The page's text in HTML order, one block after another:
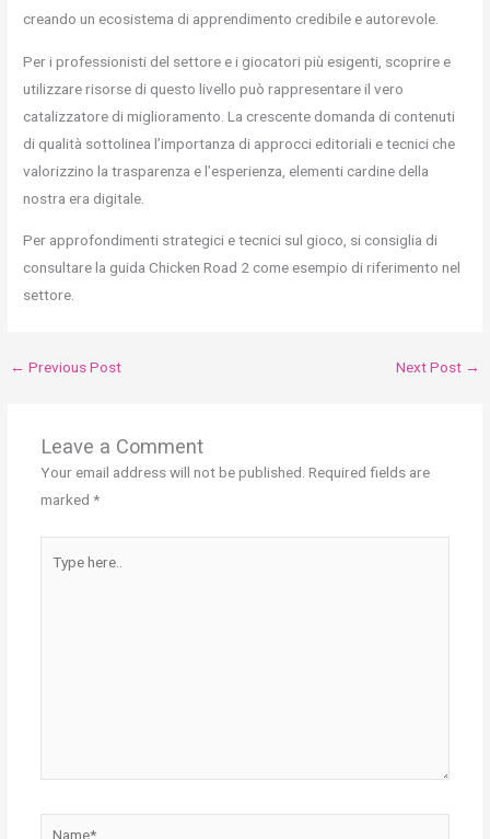
creando un ecosistema di apprendimento credibile e autorevole.
Per i professionisti del settore e i giocatori più esigenti, scoprire e
utilizzare risorse di questo livello può rappresentare il vero
catalizzatore di miglioramento. La crescente domanda di contenuti
di qualità sottolinea l’importanza di approcci editoriali e tecnici che
valorizzino la trasparenza e l’esperienza, elementi cardine della
nostra era digitale.
Per approfondimenti strategici e tecnici sul gioco, si consiglia di
consultare la guida Chicken Road 2 come esempio di riferimento nel
settore.
← Previous Post Next Post →
Leave a Comment
Your email address will not be published. Required fields are
marked *
here..